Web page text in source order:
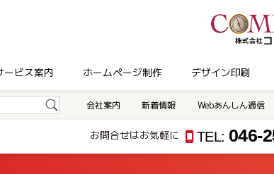
ービス案内 ホームページ制作 デザイン印刷
会社案内 新着情報 Webあんしん通信
お問合せはお気軽に TEL: 046-